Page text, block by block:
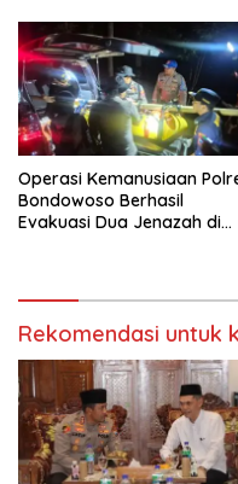
Operasi Kemanusiaan
Bondowoso Berhasil
Evakuasi Dua Jenazah di
Rekomendasi untuk